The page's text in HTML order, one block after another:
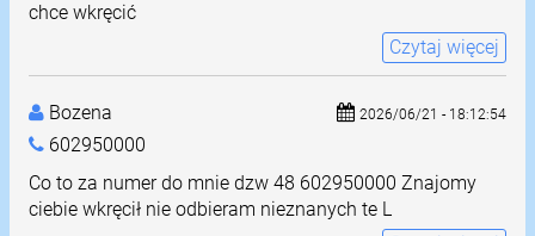
chce wkręcić
Czytaj więcej
Bozena
602950000
2026/06/21 - 18:12:54
Co to za numer do mnie dzw 48 602950000 Znajomy
ciebie wkręcił nie odbieram nieznanych te L